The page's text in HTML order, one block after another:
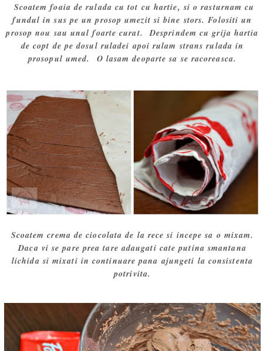
Scoatem foaia de rulada cu tot cu hartie, si o rasturnam cu
fundul in sus pe un prosop umezit si bine stors. Folositi un
prosop nou sau unul foarte curat. Desprindem cu grija hartia
de copt de pe dosul ruladei apoi rulam strans rulada in
prosopul umed. O lasam deoparte sa se racoreasca.
Scoatem crema de ciocolata de la rece si incepe sa o mixam.
Daca vi se pare prea tare adaugati cate putina smantana
lichida si mixati in continuare pana ajungeti la consistenta
potrivita.